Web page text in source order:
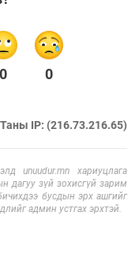
0 0
Таны IP: (216.73.216.65)
unuudur.mn хариуцлага
дагуу зүй зохисгүй зарим
бусдын эрх ашгийг
админ устгах эрхтэй.